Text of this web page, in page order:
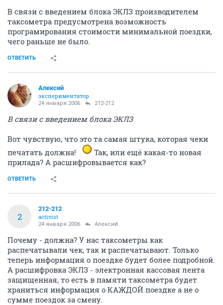
В связи с введением блока ЭКЛЗ производителем
таксометра предусмотрена возможность
програмирования стоимости минимальной поездки,
чего раньше не было.
ОТВЕТИТЬ
Алексий
экспериментатор
24 января 2006 212-212
В связи с введением блока ЭКЛЗ
Вот чувствую, что это та самая штука, которая чеки
печатать должна!
Так, или ещё какая-то новая
прилада? А расшифровывается как?
ОТВЕТИТЬ
2
212-212
activist
24 января 2006 Алексий
Почему - должна? У нас таксометры как
распечатывали чек, так и распечатывают. Только
теперь информация о поездке будет более подробной.
А расшифровка ЭКЛЗ - электронная кассовая лента
защищенная, то есть в памяти таксометра будет
храниться информация о КАЖДОЙ поездке а не о
сумме поездок за смену.